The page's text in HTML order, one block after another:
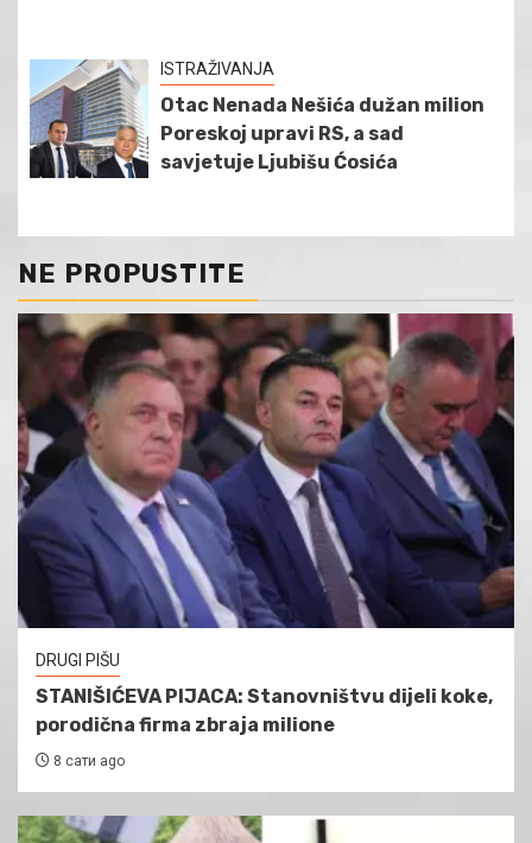
ISTRAŽIVANJA
Otac Nenada Nešića dužan milion
Poreskoj upravi RS, a sad
savjetuje Ljubišu Ćosića
NE PROPUSTITE
DRUGI PIŠU
STANIŠIĆEVA PIJACA: Stanovništvu dijeli koke,
porodična firma zbraja milione
8 сати ago